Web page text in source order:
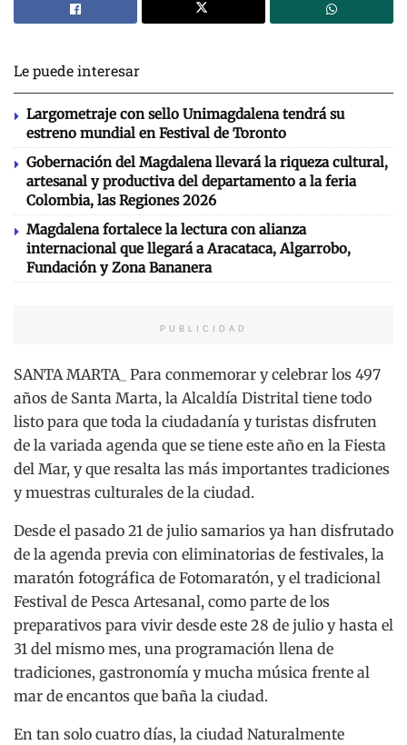
Le puede interesar
Largometraje con sello Unimagdalena tendrá su
estreno mundial en Festival de Toronto
Gobernación del Magdalena llevará la riqueza cultural,
artesanal y productiva del departamento a la feria
Colombia, las Regiones 2026
Magdalena fortalece la lectura con alianza
internacional que llegará a Aracataca, Algarrobo,
Fundación y Zona Bananera
PUBLICIDAD
SANTA MARTA_ Para conmemorar y celebrar los 497
años de Santa Marta, la Alcaldía Distrital tiene todo
listo para que toda la ciudadanía y turistas disfruten
de la variada agenda que se tiene este año en la Fiesta
del Mar, y que resalta las más importantes tradiciones
y muestras culturales de la ciudad.
Desde el pasado 21 de julio samarios ya han disfrutado
de la agenda previa con eliminatorias de festivales, la
maratón fotográfica de Fotomaratón, y el tradicional
Festival de Pesca Artesanal, como parte de los
preparativos para vivir desde este 28 de julio y hasta el
31 del mismo mes, una programación llena de
tradiciones, gastronomía y mucha música frente al
mar de encantos que baña la ciudad.
En tan solo cuatro días, la ciudad Naturalmente